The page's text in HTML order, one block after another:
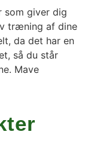
som giver dig
træning af dine
da det har en
så du står
Mave